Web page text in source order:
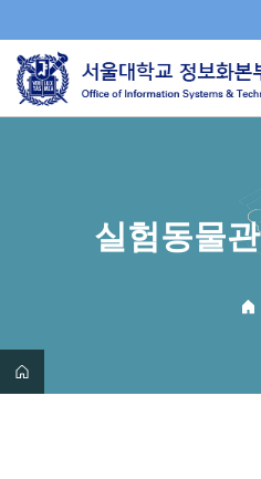
로
메
실험동물